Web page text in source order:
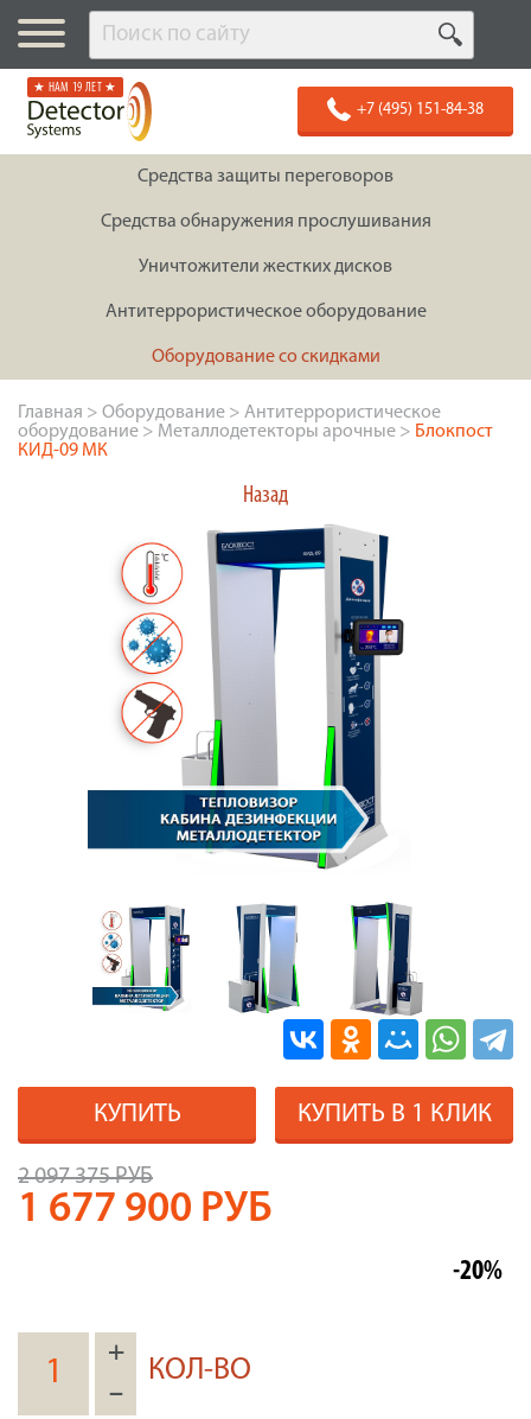
★ НАМ 19 ЛЕТ ★
+7 (495) 151-84-38
Средства защиты переговоров
Средства обнаружения прослушивания
Уничтожители жестких дисков
Антитеррористическое оборудование
Оборудование со скидками
Главная > Оборудование > Антитеррористическое
оборудование > Металлодетекторы арочные > Блокпост
КИД-09 МК
Назад
КУПИТЬ КУПИТЬ В 1 КЛИК
2 097 375 РУБ
1 677 900 РУБ
-20%
+
–
КОЛ-ВО